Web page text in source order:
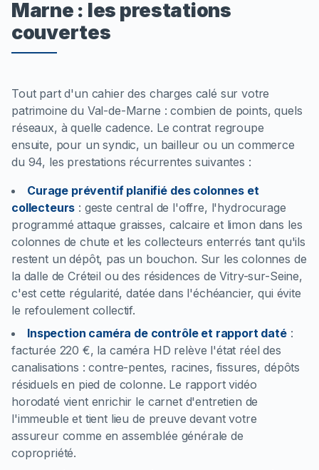
Marne : les prestations
couvertes
Tout part d'un cahier des charges calé sur votre
patrimoine du Val-de-Marne : combien de points, quels
réseaux, à quelle cadence. Le contrat regroupe
ensuite, pour un syndic, un bailleur ou un commerce
du 94, les prestations récurrentes suivantes :
Curage préventif planifié des colonnes et
collecteurs : geste central de l'offre, l'hydrocurage
programmé attaque graisses, calcaire et limon dans les
colonnes de chute et les collecteurs enterrés tant qu'ils
restent un dépôt, pas un bouchon. Sur les colonnes de
la dalle de Créteil ou des résidences de Vitry-sur-Seine,
c'est cette régularité, datée dans l'échéancier, qui évite
le refoulement collectif.
Inspection caméra de contrôle et rapport daté:
facturée 220 €, la caméra HD relève l'état réel des
canalisations : contre-pentes, racines, fissures, dépôts
résiduels en pied de colonne. Le rapport vidéo
horodaté vient enrichir le carnet d'entretien de
l'immeuble et tient lieu de preuve devant votre
assureur comme en assemblée générale de
copropriété.